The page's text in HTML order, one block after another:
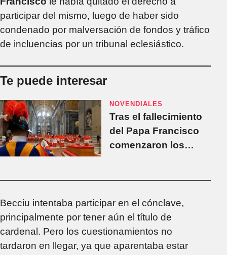
participar del mismo, luego de haber sido
condenado por malversación de fondos y tráfico
de incluencias por un tribunal eclesiástico.
Te puede interesar
NOVENDIALES
Tras el fallecimiento
del Papa Francisco
comenzaron los
Becciu intentaba participar en el cónclave,
principalmente por tener aún el título de
cardenal. Pero los cuestionamientos no
tardaron en llegar, ya que aparentaba estar